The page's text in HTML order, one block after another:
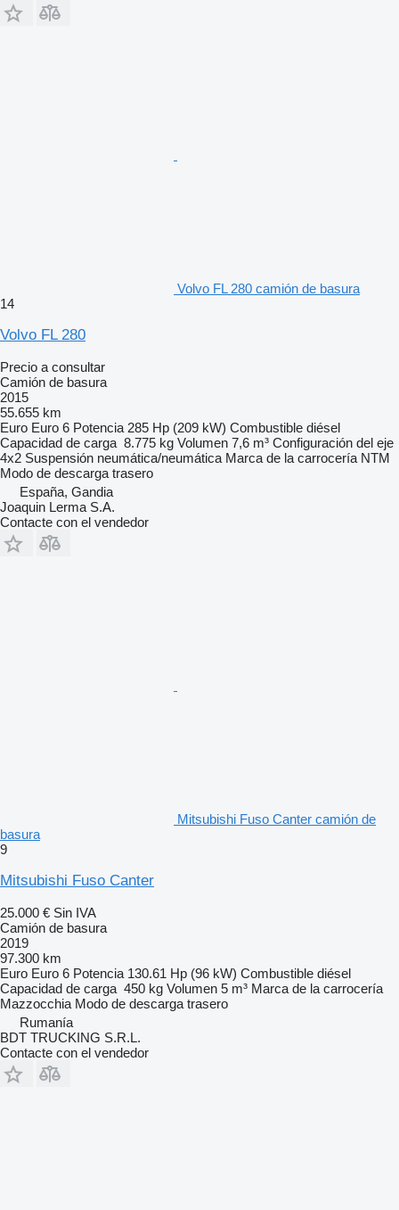
Volvo FL 280 camión de basura
14
Volvo FL 280
Precio a consultar
Camión de basura
2015
55.655 km
Euro Euro 6 Potencia 285 Hp (209 kW) Combustible diésel
Capacidad de carga 8.775 kg Volumen 7,6 m³ Configuración del eje
4x2 Suspensión neumática/neumática Marca de la carrocería NTM
Modo de descarga trasero
España, Gandia
Joaquin Lerma S.A.
Contacte con el vendedor
Mitsubishi Fuso Canter camión de
basura
9
Mitsubishi Fuso Canter
25.000 € Sin IVA
Camión de basura
2019
97.300 km
Euro Euro 6 Potencia 130.61 Hp (96 kW) Combustible diésel
Capacidad de carga 450 kg Volumen 5 m³ Marca de la carrocería
Mazzocchia Modo de descarga trasero
Rumanía
BDT TRUCKING S.R.L.
Contacte con el vendedor